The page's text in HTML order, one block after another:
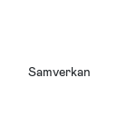
Samverkan